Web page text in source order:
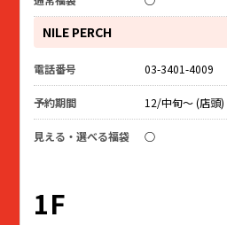
NILE PERCH
03-3401-4009
12/中旬～ (店頭)
○
1F